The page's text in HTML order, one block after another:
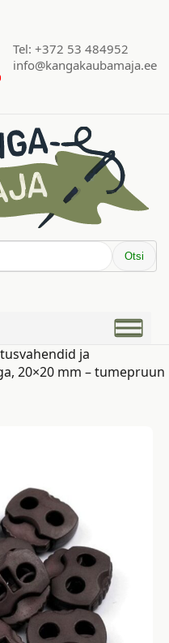
Tel: +372 53 484952
info@kangakaubamaja.ee
Otsi
ja
20×20 mm – tumepruun